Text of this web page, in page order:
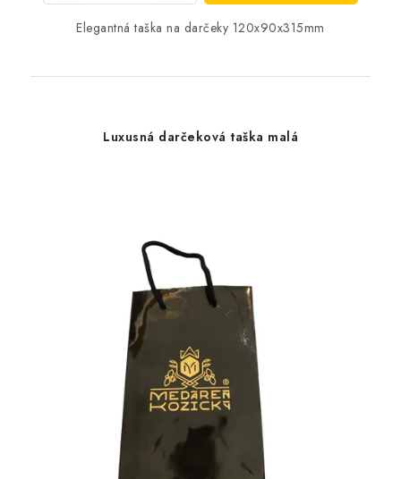
Elegantná taška na darčeky 120x90x315mm
Luxusná darčeková taška malá